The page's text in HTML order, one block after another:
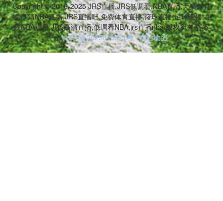
Copyright © 2016-2025 JRS直播,JRS低调看,NBA直播,无插件直
播,高清NBA直播,JRS直播吧,免费体育直播,篮球直播,足球直播,在
线NBA观看,JRS高清直播,低调看NBA,jrs直播nba 版权所有 备案
号:渝ICP备2025049671号 网站地图